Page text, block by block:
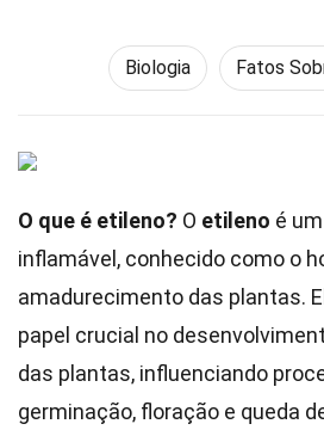
Biologia Fatos
O que é etileno? O etileno é
inflamável, conhecido como o
amadurecimento das plantas.
papel crucial no
das plantas, influenciando
germinação, floração e queda